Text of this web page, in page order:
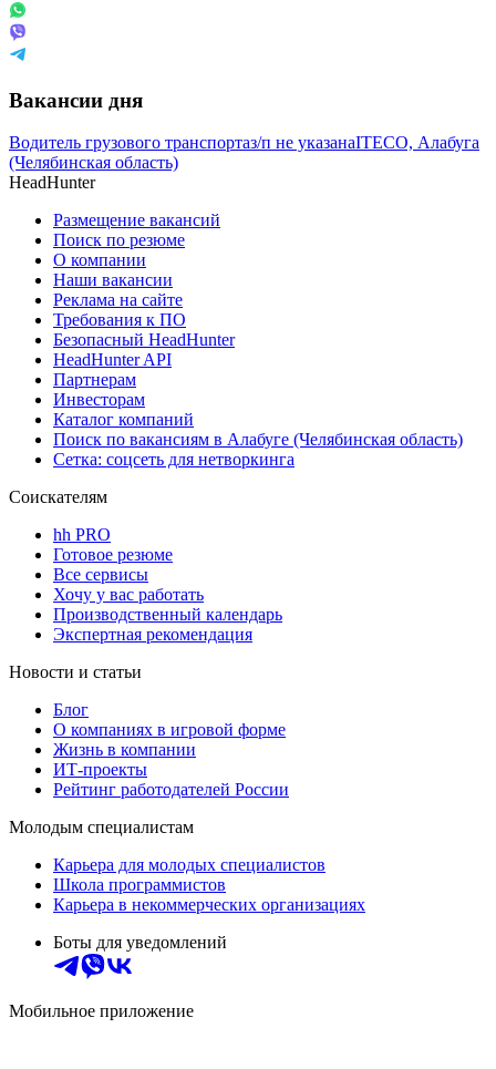
Вакансии дня
Водитель грузового транспортаз/п не указанаITECO, Алабуга
(Челябинская область)
HeadHunter
Размещение вакансий
Поиск по резюме
О компании
Наши вакансии
Реклама на сайте
Требования к ПО
Безопасный HeadHunter
HeadHunter API
Партнерам
Инвесторам
Каталог компаний
Поиск по вакансиям в Алабуге (Челябинская область)
Сетка: соцсеть для нетворкинга
Соискателям
hh PRO
Готовое резюме
Все сервисы
Хочу у вас работать
Производственный календарь
Экспертная рекомендация
Новости и статьи
Блог
О компаниях в игровой форме
Жизнь в компании
ИТ-проекты
Рейтинг работодателей России
Молодым специалистам
Карьера для молодых специалистов
Школа программистов
Карьера в некоммерческих организациях
Боты для уведомлений
Мобильное приложение